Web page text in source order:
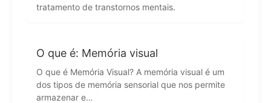
tratamento de transtornos mentais.
O que é: Memória visual
O que é Memória Visual? A memória visual é um
dos tipos de memória sensorial que nos permite
armazenar e…